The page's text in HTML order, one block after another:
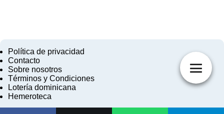
Política de privacidad
Contacto
Sobre nosotros
Términos y Condiciones
Lotería dominicana
Hemeroteca